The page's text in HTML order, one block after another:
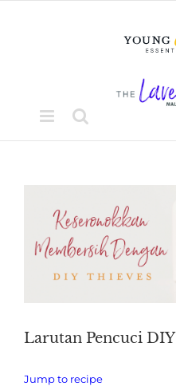
Larger
Image
Larutan Pencuci
Jump to recipe